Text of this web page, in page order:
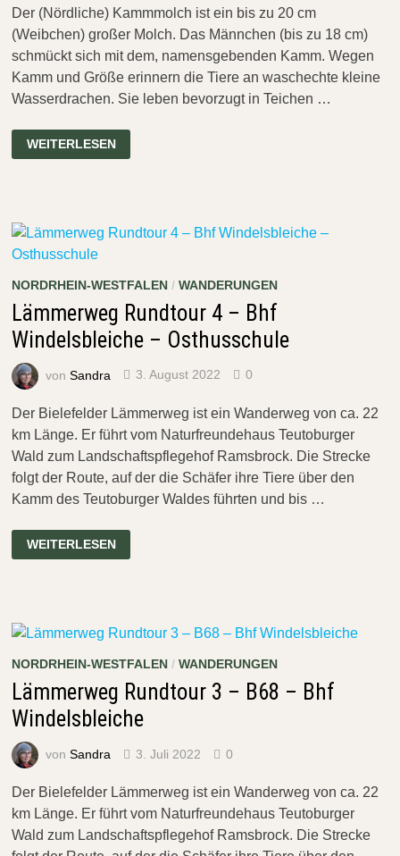
Der (Nördliche) Kammmolch ist ein bis zu 20 cm
(Weibchen) großer Molch. Das Männchen (bis zu 18 cm)
schmückt sich mit dem, namensgebenden Kamm. Wegen
Kamm und Größe erinnern die Tiere an waschechte kleine
Wasserdrachen. Sie leben bevorzugt in Teichen …
DEM
WASSERDRACHEN
AUF
WEITERLESEN
NORDRHEIN-WESTFALEN/ WANDERUNGEN
Lämmerweg Rundtour 4 – Bhf
Windelsbleiche – Osthusschule
von Sandra 3. August 2022 0
Der Bielefelder Lämmerweg ist ein Wanderweg von ca. 22
km Länge. Er führt vom Naturfreundehaus Teutoburger
Wald zum Landschaftspflegehof Ramsbrock. Die Strecke
folgt der Route, auf der die Schäfer ihre Tiere über den
Kamm des Teutoburger Waldes führten und bis …
LÄMMERWEG
RUNDTOUR
4
OSTHUSSCHULE
WEITERLESEN
NORDRHEIN-WESTFALEN/ WANDERUNGEN
Lämmerweg Rundtour 3 – B68 – Bhf
Windelsbleiche
von Sandra 3. Juli 2022 0
Der Bielefelder Lämmerweg ist ein Wanderweg von ca. 22
km Länge. Er führt vom Naturfreundehaus Teutoburger
Wald zum Landschaftspflegehof Ramsbrock. Die Strecke